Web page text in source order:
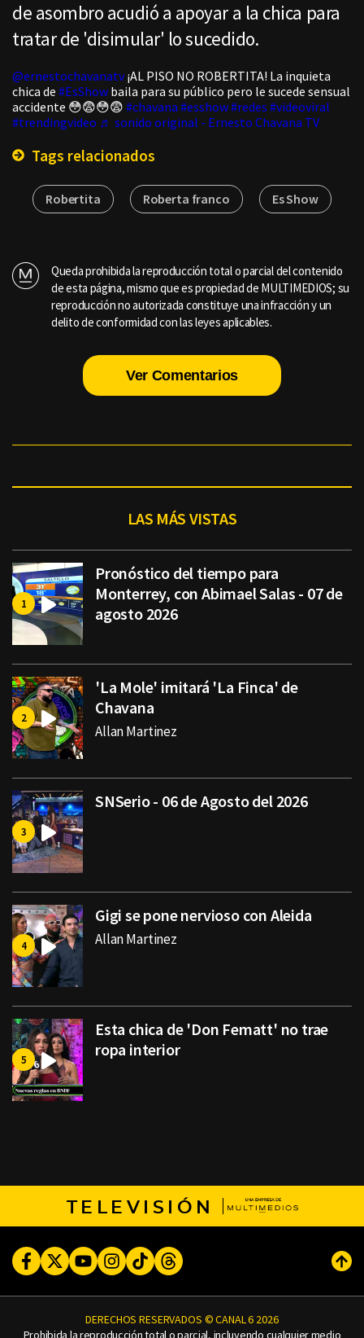
de asombro acudió a apoyar a la chica para
tratar de 'disimular' lo sucedido.
@ernestochavanatv¡AL PISO NO ROBERTITA! La inquieta
chica de #EsShow baila para su público pero le sucede sensual
accidente 😳😨😳😨 #chavana #esshow#redes #videoviral
#trendingvideo ♬ sonido original - Ernesto Chavana TV
Tags relacionados
Robertita Roberta franco Es Show
Queda prohibida la reproducción total o parcial del contenido
de esta página, mismo que es propiedad de MULTIMEDIOS; su
reproducción no autorizada constituye una infracción y un
delito de conformidad con las leyes aplicables.
Ver Comentarios
LAS MÁS VISTAS
Pronóstico del tiempo para
Monterrey, con Abimael Salas - 07 de
agosto 2026
'La Mole' imitará 'La Finca' de
Chavana
Allan Martinez
SNSerio - 06 de Agosto del 2026
Gigi se pone nervioso con Aleida
Allan Martinez
Esta chica de 'Don Fematt' no trae
ropa interior
TELEVISIÓN
FacebookTwitterYoutubeInstagram
TikTokThreads
DERECHOS RESERVADOS © CANAL 6 2026
Prohibida la reproducción total o parcial, incluyendo cualquier medio